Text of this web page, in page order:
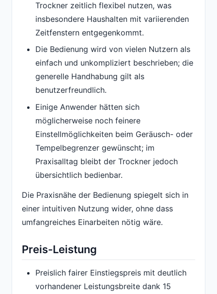
Trockner zeitlich flexibel nutzen, was
insbesondere Haushalten mit variierenden
Zeitfenstern entgegenkommt.
Die Bedienung wird von vielen Nutzern als
einfach und unkompliziert beschrieben; die
generelle Handhabung gilt als
benutzerfreundlich.
Einige Anwender hätten sich
möglicherweise noch feinere
Einstellmöglichkeiten beim Geräusch- oder
Tempelbegrenzer gewünscht; im
Praxisalltag bleibt der Trockner jedoch
übersichtlich bedienbar.
Die Praxisnähe der Bedienung spiegelt sich in
einer intuitiven Nutzung wider, ohne dass
umfangreiches Einarbeiten nötig wäre.
Preis-Leistung
Preislich fairer Einstiegspreis mit deutlich
vorhandener Leistungsbreite dank 15